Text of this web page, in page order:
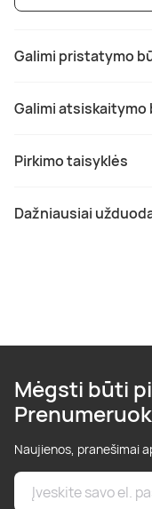
Galimi pristatymo
Galimi atsiskaitymo
Pirkimo taisyklės
Dažniausiai
Mėgsti būti
Naujienos, pranešimai